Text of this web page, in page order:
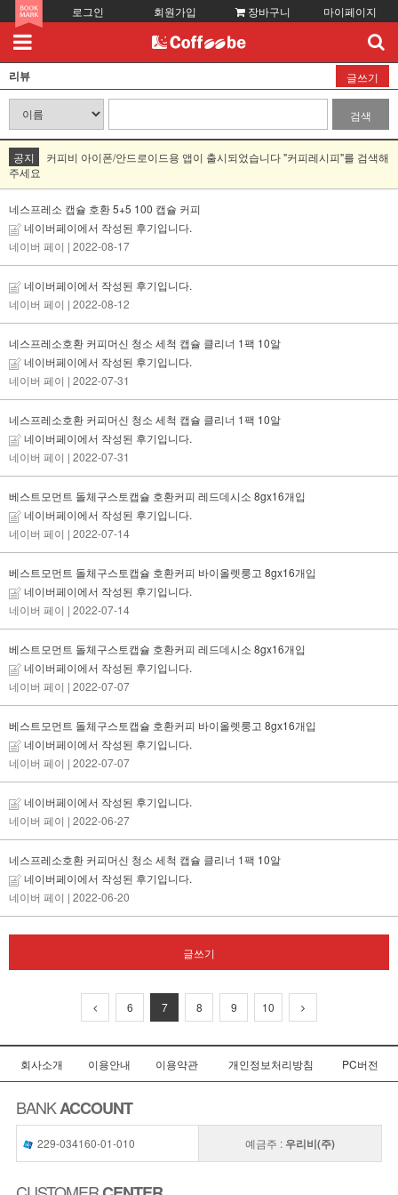
로그인 회원가입 장바구니 마이페이지
리뷰 글쓰기
검색
공지
커피비 아이폰/안드로이드용 앱이 출시되었습니다 "커피레시피"를 검색해
주세요
네스프레소 캡슐 호환 5+5 100 캡슐 커피
네이버페이에서 작성된 후기입니다.
네이버 페이 | 2022-08-17
네이버페이에서 작성된 후기입니다.
네이버 페이 | 2022-08-12
네스프레소호환 커피머신 청소 세척 캡슐 클리너 1팩 10알
네이버페이에서 작성된 후기입니다.
네이버 페이 | 2022-07-31
네스프레소호환 커피머신 청소 세척 캡슐 클리너 1팩 10알
네이버페이에서 작성된 후기입니다.
네이버 페이 | 2022-07-31
베스트모먼트 돌체구스토캡슐 호환커피 레드데시소 8gx16개입
네이버페이에서 작성된 후기입니다.
네이버 페이 | 2022-07-14
베스트모먼트 돌체구스토캡슐 호환커피 바이올렛룽고 8gx16개입
네이버페이에서 작성된 후기입니다.
네이버 페이 | 2022-07-14
베스트모먼트 돌체구스토캡슐 호환커피 레드데시소 8gx16개입
네이버페이에서 작성된 후기입니다.
네이버 페이 | 2022-07-07
베스트모먼트 돌체구스토캡슐 호환커피 바이올렛룽고 8gx16개입
네이버페이에서 작성된 후기입니다.
네이버 페이 | 2022-07-07
네이버페이에서 작성된 후기입니다.
네이버 페이 | 2022-06-27
네스프레소호환 커피머신 청소 세척 캡슐 클리너 1팩 10알
네이버페이에서 작성된 후기입니다.
네이버 페이 | 2022-06-20
글쓰기
6 7 8 9 10
회사소개 이용안내 이용약관 개인정보처리방침 PC버전
BANKACCOUNT
229-034160-01-010 예금주 : 우리비(주)